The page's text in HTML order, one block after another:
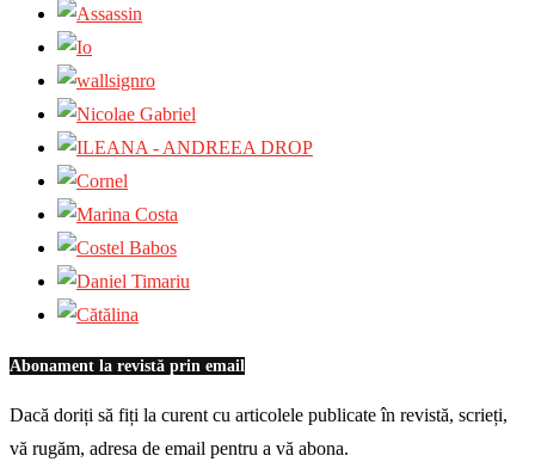
Abonament la revistă prin email
Dacă doriți să fiți la curent cu articolele publicate în revistă, scrieți,
vă rugăm, adresa de email pentru a vă abona.